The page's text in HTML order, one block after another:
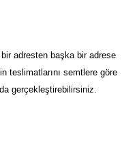
adresten başka bir adrese
teslimatlarını semtlere göre
gerçekleştirebilirsiniz.